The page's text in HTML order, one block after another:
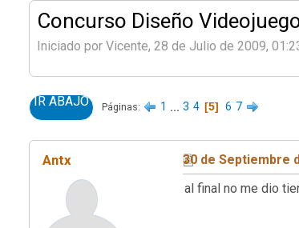
Concurso Diseño
Iniciado por Vicente, 28 de Julio de 2009,
IR ABAJO Páginas 1 3 4 5 6 7
Antx
30 de Septiembre
al final no me dio